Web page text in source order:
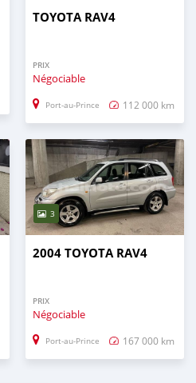
TOYOTA RAV4
PRIX
Négociable
Port-au-Prince 112 000 km
3
2004 TOYOTA RAV4
PRIX
Négociable
Port-au-Prince 167 000 km